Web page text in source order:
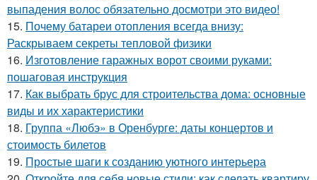
выпадения волос обязательно досмотри это видео!
15. Почему батареи отопления всегда внизу:
Раскрываем секреты тепловой физики
16. Изготовление гаражных ворот своими руками:
пошаговая инструкция
17. Как выбрать брус для строительства дома: основные
виды и их характеристики
18. Группа «Любэ» в Оренбурге: даты концертов и
стоимость билетов
19. Простые шаги к созданию уютного интерьера